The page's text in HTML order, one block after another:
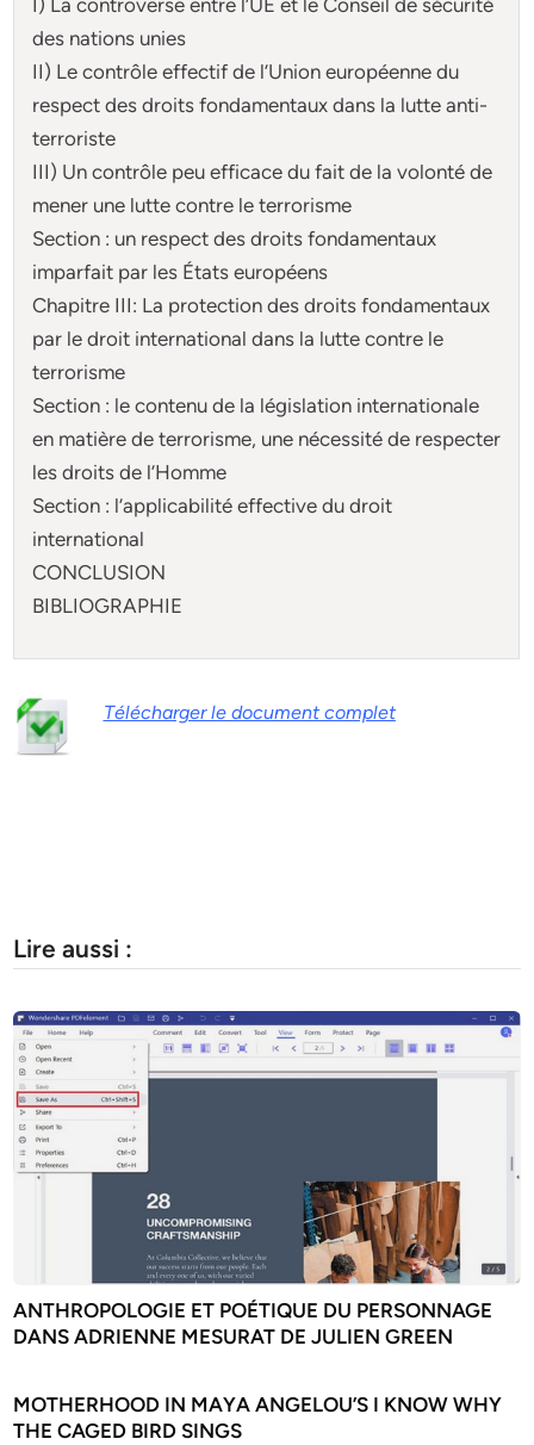
des nations unies
II) Le contrôle effectif de l’Union européenne du
respect des droits fondamentaux dans la lutte anti-
terroriste
III) Un contrôle peu efficace du fait de la volonté de
mener une lutte contre le terrorisme
Section : un respect des droits fondamentaux
imparfait par les États européens
Chapitre III: La protection des droits fondamentaux
par le droit international dans la lutte contre le
terrorisme
Section : le contenu de la législation internationale
en matière de terrorisme, une nécessité de respecter
les droits de l’Homme
Section : l’applicabilité effective du droit
international
CONCLUSION
BIBLIOGRAPHIE
Télécharger le document complet
Lire aussi :
ANTHROPOLOGIE ET POÉTIQUE DU PERSONNAGE
DANS ADRIENNE MESURAT DE JULIEN GREEN
MOTHERHOOD IN MAYA ANGELOU’S I KNOW WHY
THE CAGED BIRD SINGS